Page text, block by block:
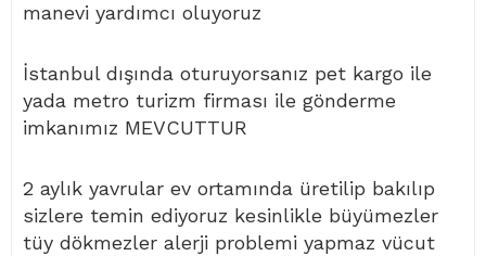
manevi yardımcı oluyoruz
İstanbul dışında oturuyorsanız pet kargo ile
yada metro turizm firması ile gönderme
imkanımız MEVCUTTUR
2 aylık yavrular ev ortamında üretilip bakılıp
sizlere temin ediyoruz kesinlikle büyümezler
tüy dökmezler alerji problemi yapmaz vücut